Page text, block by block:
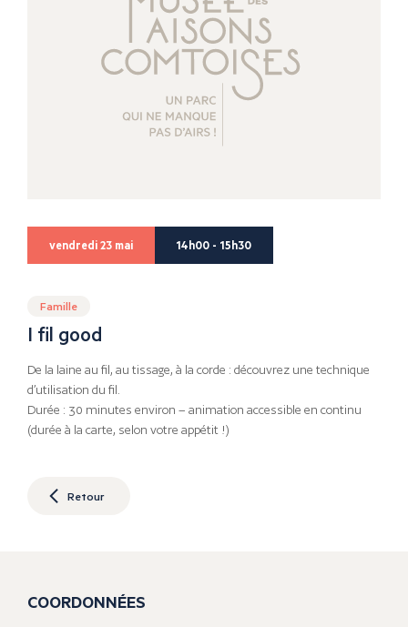
vendredi 23 mai 14h00 - 15h30
Famille
I fil good
De la laine au fil, au tissage, à la corde : découvrez une technique
d’utilisation du fil.
Durée : 30 minutes environ – animation accessible en continu
(durée à la carte, selon votre appétit !)
Retour
COORDONNÉES